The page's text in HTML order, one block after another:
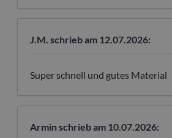
J.M. schrieb am 12.07.2026:
Super schnell und gutes Material
Armin schrieb am 10.07.2026: